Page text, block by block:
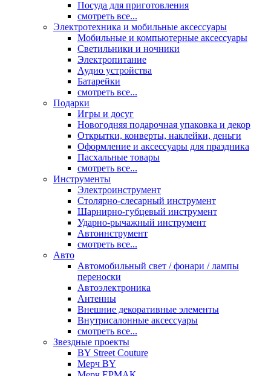
Посуда для приготовления
смотреть все...
Электротехника и мобильные аксессуары
Мобильные и компьютерные аксессуары
Светильники и ночники
Электропитание
Аудио устройства
Батарейки
смотреть все...
Подарки
Игры и досуг
Новогодняя подарочная упаковка и декор
Открытки, конверты, наклейки, деньги
Оформление и аксессуары для праздника
Пасхальные товары
смотреть все...
Инструменты
Электроинструмент
Столярно-слесарный инструмент
Шарнирно-губцевый инструмент
Ударно-рычажный инструмент
Автоинструмент
смотреть все...
Авто
Автомобильный свет / фонари / лампы
переноски
Автоэлектроника
Антенны
Внешние декоративные элементы
Внутрисалонные аксессуары
смотреть все...
Звездные проекты
BY Street Couture
Мерч BY